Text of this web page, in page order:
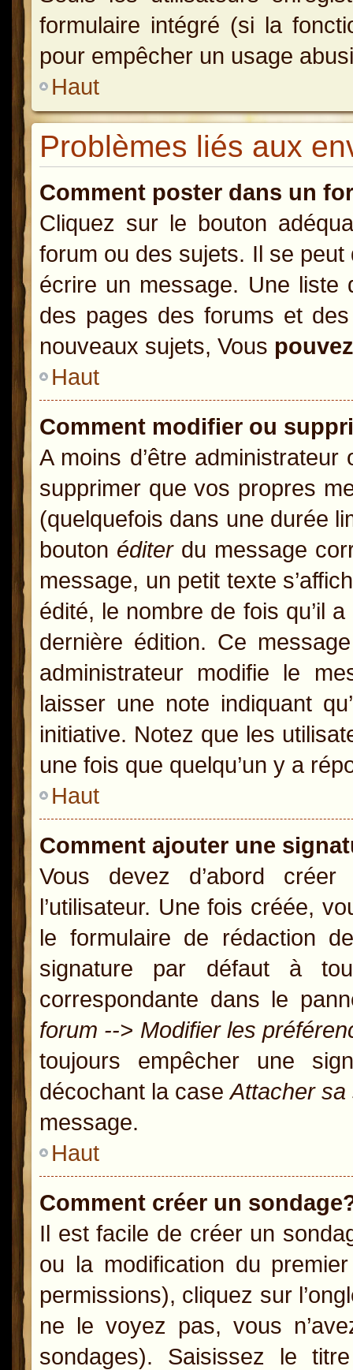
formulaire intégré (si la
pour empêcher un usage
Haut
Problèmes liés aux
Comment poster dans un
Cliquez sur le bouton
forum ou des sujets. Il se
écrire un message. Une liste
des pages des forums et
nouveaux sujets, Vous pouvez
Haut
Comment modifier ou
A moins d’être
supprimer que vos propres
(quelquefois dans une durée
bouton éditerdu message
message, un petit texte
édité, le nombre de fois qu’il
dernière édition. Ce
administrateur modifie le
laisser une note indiquant
initiative. Notez que les
une fois que quelqu’un y a
Haut
Comment ajouter une
Vous devez d’abord
l’utilisateur. Une fois créée,
le formulaire de rédaction
signature par défaut à
correspondante dans le
forum --> Modifier les
toujours empêcher une
décochant la caseAttacher sa
message.
Haut
Comment créer un
Il est facile de créer un
ou la modification du
permissions), cliquez sur
ne le voyez pas, vous
sondages). Saisissez le